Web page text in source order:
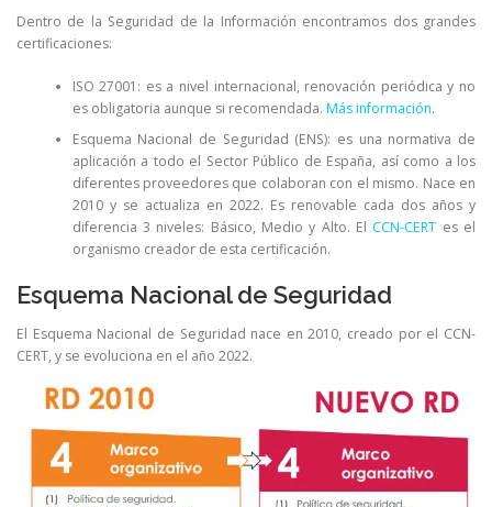
Dentro de la Seguridad de la Información encontramos dos grandes
certificaciones:
ISO 27001: es a nivel internacional, renovación periódica y no
es obligatoria aunque si recomendada. Más información.
Esquema Nacional de Seguridad (ENS): es una normativa de
aplicación a todo el Sector Público de España, así como a los
diferentes proveedores que colaboran con el mismo. Nace en
2010 y se actualiza en 2022. Es renovable cada dos años y
diferencia 3 niveles: Básico, Medio y Alto. El CCN-CERT es el
organismo creador de esta certificación.
Esquema Nacional de Seguridad
El Esquema Nacional de Seguridad nace en 2010, creado por el CCN-
CERT, y se evoluciona en el año 2022.